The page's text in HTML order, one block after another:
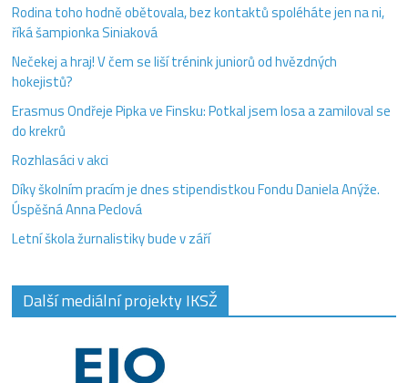
Rodina toho hodně obětovala, bez kontaktů spoléháte jen na ni,
říká šampionka Siniaková
Nečekej a hraj! V čem se liší trénink juniorů od hvězdných
hokejistů?
Erasmus Ondřeje Pipka ve Finsku: Potkal jsem losa a zamiloval se
do krekrů
Rozhlasáci v akci
Díky školním pracím je dnes stipendistkou Fondu Daniela Anýže.
Úspěšná Anna Peclová
Letní škola žurnalistiky bude v září
Další mediální projekty IKSŽ